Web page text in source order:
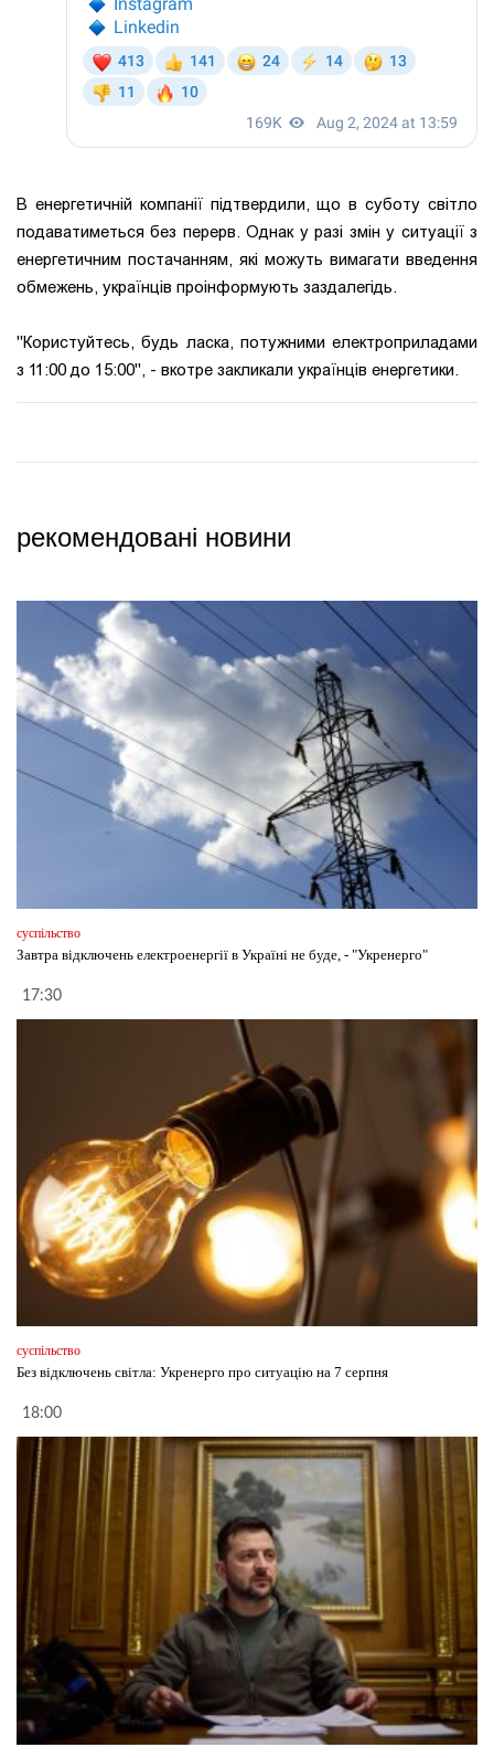
В енергетичній компанії підтвердили, що в суботу світло
подаватиметься без перерв. Однак у разі змін у ситуації з
енергетичним постачанням, які можуть вимагати введення
обмежень, українців проінформують заздалегідь.
"Користуйтесь, будь ласка, потужними електроприладами
з 11:00 до 15:00", - вкотре закликали українців енергетики.
рекомендовані новини
суспільство
Завтра відключень електроенергії в Україні не буде, - "Укренерго"
17:30
суспільство
Без відключень світла: Укренерго про ситуацію на 7 серпня
18:00